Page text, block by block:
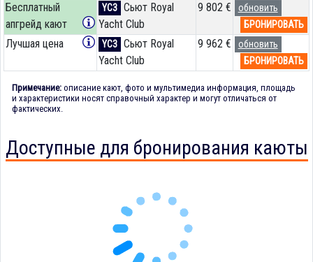
Бесплатный
апгрейд кают
YC3 Сьют Royal
Yacht Club
9 802 €
обновить
БРОНИРОВАТЬ
Лучшая цена YC3 Сьют Royal
Yacht Club
9 962 €
обновить
БРОНИРОВАТЬ
Примечание: описание кают, фото и мультимедиа информация, площадь
и характеристики носят справочный характер и могут отличаться от
фактических.
Доступные для бронирования каюты